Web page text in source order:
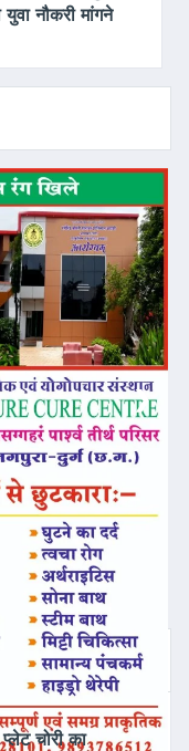
नौकरी मांगने
❯
चोरी का